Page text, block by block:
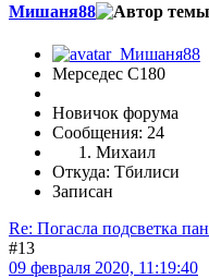
Мишаня88
Мерседес C180
Новичок форума
Сообщения: 24
Михаил
Откуда: Тбилиси
Записан
Re: Погасла подсветка
#13
09 февраля 2020, 11:19:40